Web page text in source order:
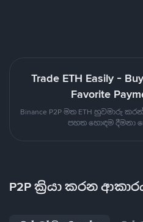
Trade ETH Easily -
Favorite
Binance P2P මත ETH හුවමාරු
පහත හොඳම දීමනා
P2P ක්‍රියා කරන